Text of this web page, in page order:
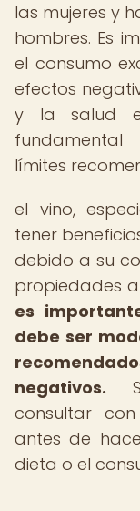
las mujeres y
hombres. Es
el consumo
efectos
y la salud
límites
el vino,
tener
debido a su
propiedades
es
debe ser
negativos.
consultar
antes de
dieta o el